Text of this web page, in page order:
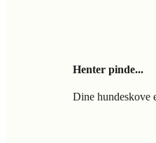
Henter pinde...
Dine hundeskove